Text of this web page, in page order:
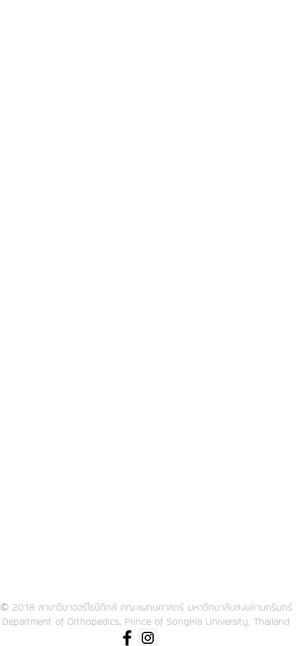
©2018 สาขาวิชาออร์โธปิดิกส์ คณะแพทยศาสตร์ มหาวิทยาลัยสงขลานครินทร์
Department of Orthopedics, Prince of Songkla University, Thailand